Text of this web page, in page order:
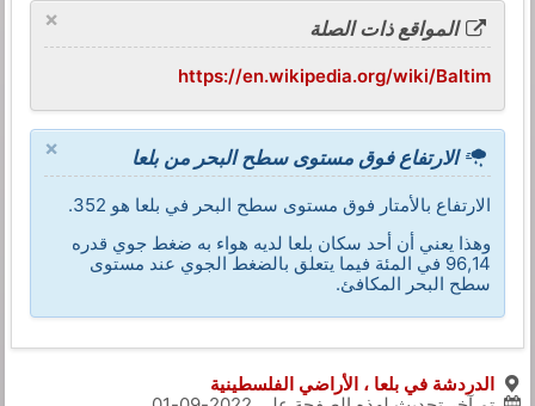
× المواقع ذات الصلة
https://en.wikipedia.org/wiki/Baltim
× الارتفاع فوق مستوى سطح البحر من بلعا
الارتفاع بالأمتار فوق مستوى سطح البحر في بلعا هو 352.
وهذا يعني أن أحد سكان بلعا لديه هواء به ضغط جوي قدره
96,14 في المئة فيما يتعلق بالضغط الجوي عند مستوى
سطح البحر المكافئ.
الدردشة في بلعا ، الأراضي الفلسطينية